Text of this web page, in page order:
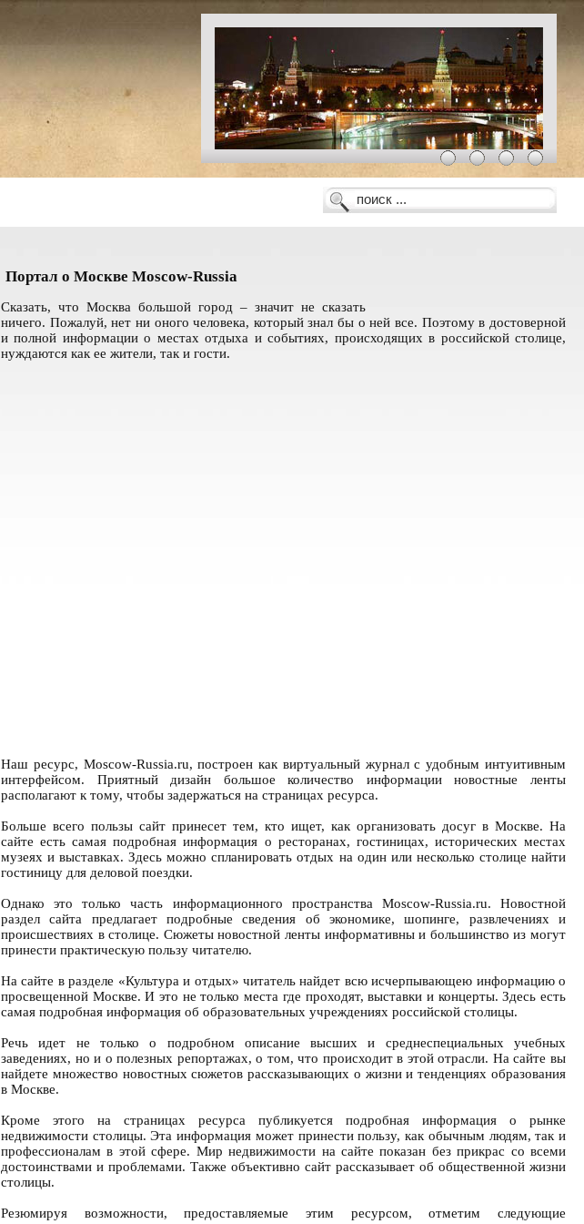
Портал о Москве Moscow-Russia
Сказать, что Москва большой город – значит не сказать
ничего. Пожалуй, нет ни оного человека, который знал бы о ней все. Поэтому в достоверной
и полной информации о местах отдыха и событиях, происходящих в российской столице,
нуждаются как ее жители, так и гости.
Наш ресурс, Мoscow-Russia.ru, построен как виртуальный журнал с удобным интуитивным
интерфейсом. Приятный дизайн большое количество информации новостные ленты
располагают к тому, чтобы задержаться на страницах ресурса.
Больше всего пользы сайт принесет тем, кто ищет, как организовать досуг в Москве. На
сайте есть самая подробная информация о ресторанах, гостиницах, исторических местах
музеях и выставках. Здесь можно спланировать отдых на один или несколько столице найти
гостиницу для деловой поездки.
Однако это только часть информационного пространства Moscow-Russia.ru. Новостной
раздел сайта предлагает подробные сведения об экономике, шопинге, развлечениях и
происшествиях в столице. Сюжеты новостной ленты информативны и большинство из могут
принести практическую пользу читателю.
На сайте в разделе «Культура и отдых» читатель найдет всю исчерпывающею информацию о
просвещенной Москве. И это не только места где проходят, выставки и концерты. Здесь есть
самая подробная информация об образовательных учреждениях российской столицы.
Речь идет не только о подробном описание высших и среднеспециальных учебных
заведениях, но и о полезных репортажах, о том, что происходит в этой отрасли. На сайте вы
найдете множество новостных сюжетов рассказывающих о жизни и тенденциях образования
в Москве.
Кроме этого на страницах ресурса публикуется подробная информация о рынке
недвижимости столицы. Эта информация может принести пользу, как обычным людям, так и
профессионалам в этой сфере. Мир недвижимости на сайте показан без прикрас со всеми
достоинствами и проблемами. Также объективно сайт рассказывает об общественной жизни
столицы.
Резюмируя возможности, предоставляемые этим ресурсом, отметим следующие